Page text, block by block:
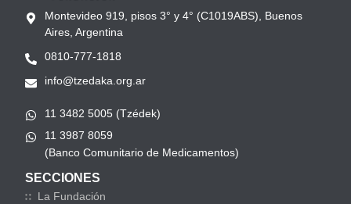
Montevideo 919, pisos 3° y 4° (C1019ABS), Buenos
Aires, Argentina
0810-777-1818
info@tzedaka.org.ar
11 3482 5005 (Tzédek)
11 3987 8059
(Banco Comunitario de Medicamentos)
SECCIONES
La Fundación